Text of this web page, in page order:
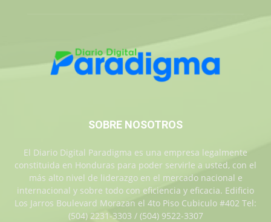
SOBRE NOSOTROS
El Diario Digital Paradigma es una empresa legalmente
constituida en Honduras para poder servirle a usted, con el
más alto nivel de liderazgo en el mercado nacional e
internacional y sobre todo con eficiencia y eficacia. Edificio
Los Jarros Boulevard Morazan el 4to Piso Cubiculo #402 Tel:
(504) 2231-3303 / (504) 9522-3307